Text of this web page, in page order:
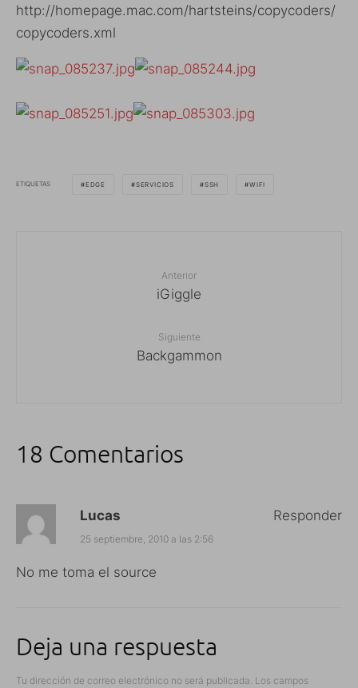
http://homepage.mac.com/hartsteins/copycoders/
copycoders.xml
ETIQUETAS EDGE SERVICIOS SSH WIFI
Anterior
iGiggle
Siguiente
Backgammon
18 Comentarios
Lucas
25 septiembre, 2010 a las 2:56
No me toma el source
Responder
Deja una respuesta
Tu dirección de correo electrónico no será publicada. Los campos